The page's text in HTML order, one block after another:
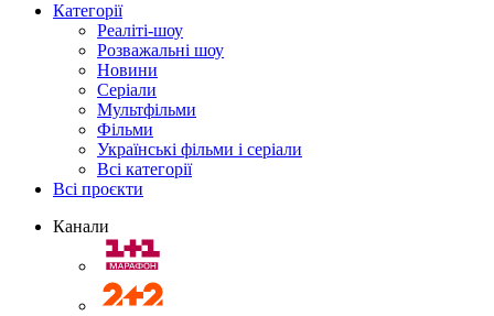
Категорії
Реаліті-шоу
Розважальні шоу
Новини
Серіали
Мультфільми
Фільми
Українські фільми і серіали
Всі категорії
Всі проєкти
Канали